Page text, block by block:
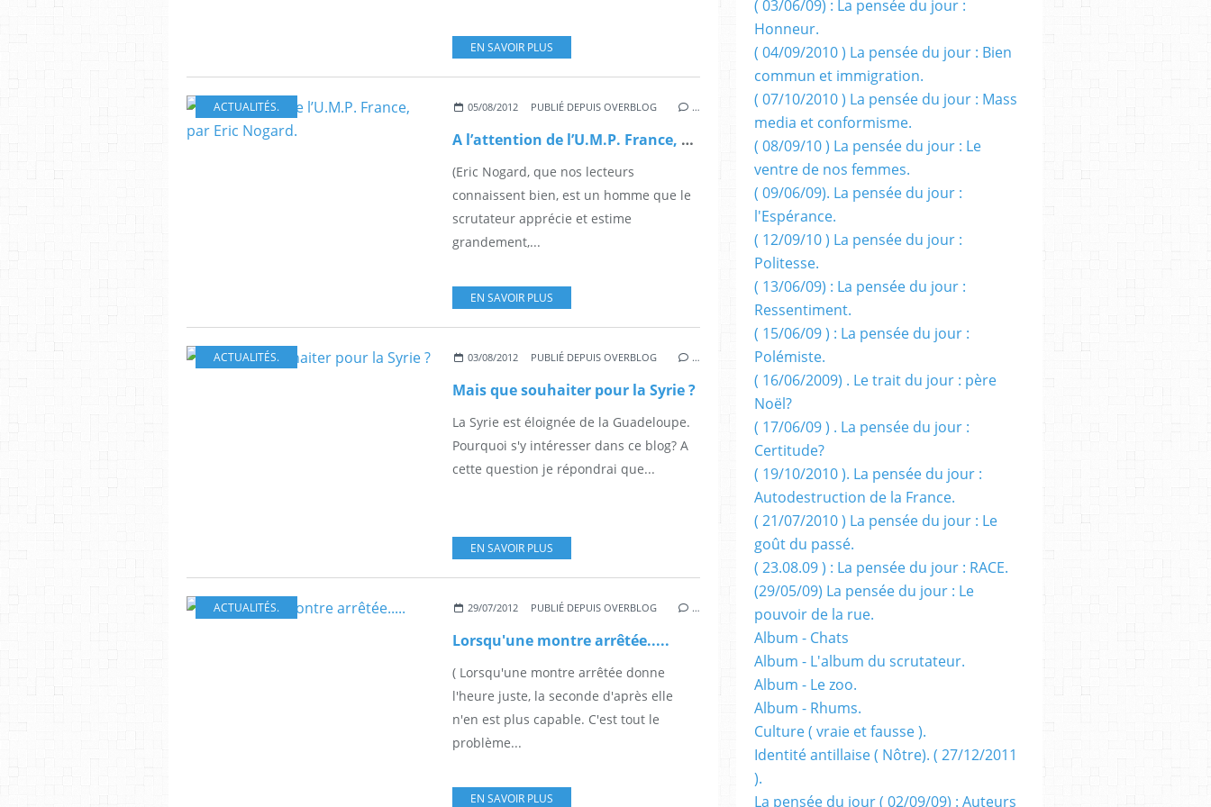
EN SAVOIR PLUS
ACTUALITÉS. 05/08/2012 PUBLIÉ DEPUIS OVERBLOG …
A l’attention de l’U.M.P. France, par Eric Nogard.
(Eric Nogard, que nos lecteurs
connaissent bien, est un homme que le
scrutateur apprécie et estime
grandement,...
EN SAVOIR PLUS
ACTUALITÉS. 03/08/2012 PUBLIÉ DEPUIS OVERBLOG …
Mais que souhaiter pour la Syrie ?
La Syrie est éloignée de la Guadeloupe.
Pourquoi s'y intéresser dans ce blog? A
cette question je répondrai que...
EN SAVOIR PLUS
ACTUALITÉS. 29/07/2012 PUBLIÉ DEPUIS OVERBLOG …
Lorsqu'une montre arrêtée.....
( Lorsqu'une montre arrêtée donne
l'heure juste, la seconde d'après elle
n'en est plus capable. C'est tout le
problème...
EN SAVOIR PLUS
( 03/06/09) : La pensée du jour :
Honneur.
( 04/09/2010 ) La pensée du jour : Bien
commun et immigration.
( 07/10/2010 ) La pensée du jour : Mass
media et conformisme.
( 08/09/10 ) La pensée du jour : Le
ventre de nos femmes.
( 09/06/09). La pensée du jour :
l'Espérance.
( 12/09/10 ) La pensée du jour :
Politesse.
( 13/06/09) : La pensée du jour :
Ressentiment.
( 15/06/09 ) : La pensée du jour :
Polémiste.
( 16/06/2009) . Le trait du jour : père
Noël?
( 17/06/09 ) . La pensée du jour :
Certitude?
( 19/10/2010 ). La pensée du jour :
Autodestruction de la France.
( 21/07/2010 ) La pensée du jour : Le
goût du passé.
( 23.08.09 ) : La pensée du jour : RACE.
(29/05/09) La pensée du jour : Le
pouvoir de la rue.
Album - Chats
Album - L'album du scrutateur.
Album - Le zoo.
Album - Rhums.
Culture ( vraie et fausse ).
Identité antillaise ( Nôtre). ( 27/12/2011
).
La pensée du jour ( 02/09/09) : Auteurs